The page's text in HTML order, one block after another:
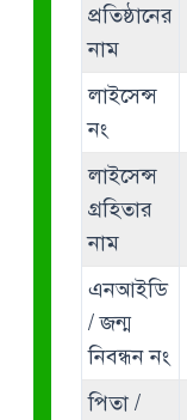
প্রতিষ্ঠানের
নাম
লাইসেন্স
নং
লাইসেন্স
গ্রহিতার
নাম
এনআইডি
/ জন্ম
নিবন্ধন নং
পিতা /